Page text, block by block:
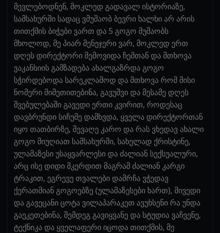
მევლებოდნენ, მოკლედ გადავალ ისტორიაზე,
სამსახურში სადაც ვმუშაობ ბევრი ხალხი არ არის
თითქმის ბიჭები ვართ და 5 გოგო მუშაობს
მხოლოდ, მე პიარ მენეჯერი ვარ, მოკლედ ერთ
დღეს დირექტორი შემოვიდა ჩემთან და მთხოვა
ვაკანსიის გამზადება ახალგაზრდა გოგო
სჭირდებოდა სარეკლამოდ და მთხოვა რომ მისი
ნომერი მიმეთითებინა, გავუშვი და მესამე დღეს
შვებულებაში გავედი ერთი კვირით, როდესაც
დავბრუნდი სიჩუმე დამხვდა, ყველა დირექტორთან
იყო თათბირზე, შევაღე კარო და რას ვხედავ ახალი
გოგო მიუღიათ სამსახურში, სახელად ქრისტინე,
ულამაზესი უსაყვარლესი და ძალიან სექსუალური,
არც ისე დიდი მკერდით მაგრამ ძალიან კარგი
ტრაკით, ეგრევე თვალები დამრჩა ვჭედავ
ქერათმიან გოგოებზე (ულამაზესები ხართ), მივედი
და გავეცანი ცოტა ვილაპარაკეთ ავუხსენი რა უნდა
გაეკეთებინა, შემდეგ გავიყვანე და სტუდია ვაჩვენე,
ტექნიკა და ყველაფერი იცოდა თითქმის, მე